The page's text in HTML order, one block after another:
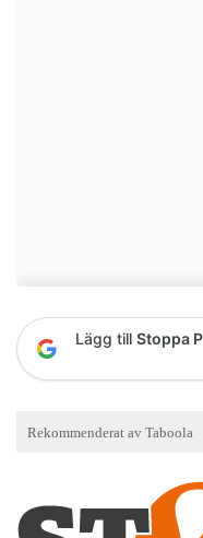
Lägg till Stoppa